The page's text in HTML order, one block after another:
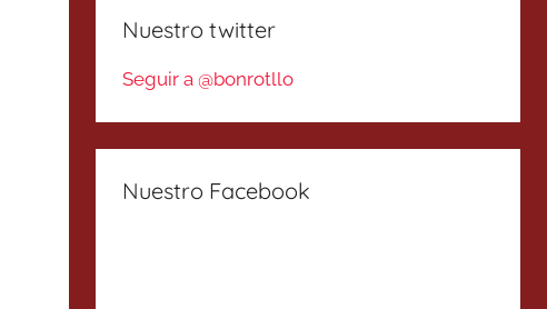
Nuestro twitter
Seguir a @bonrotllo
Nuestro Facebook